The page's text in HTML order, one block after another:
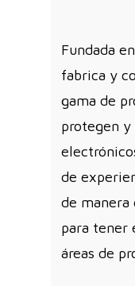
Fundada
fabrica y
gama de
protegen
de
de manera
para tener
áreas de